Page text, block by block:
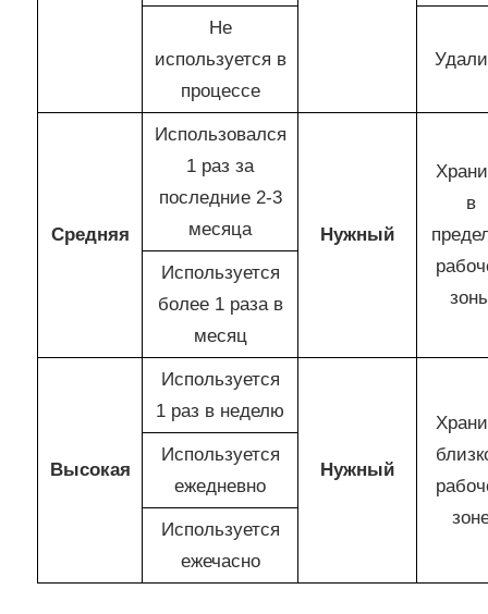
Не
используется в
процессе
Средняя
Использовался
1 раз за
последние 2-3
месяца
Нужный
в
Используется
более 1 раза в
месяц
Высокая
Используется
1 раз в неделю
Нужный
Используется
ежедневно
Используется
ежечасно